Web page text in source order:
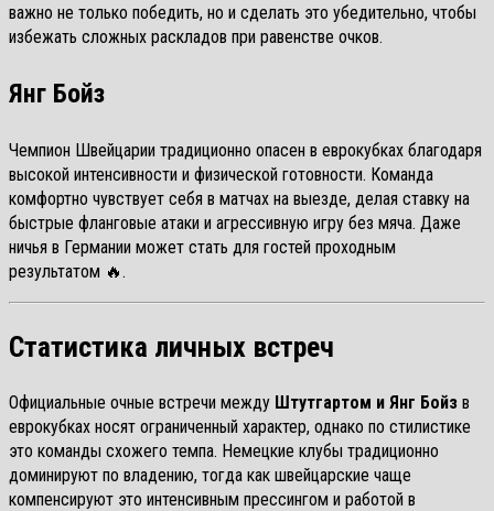
важно не только победить, но и сделать это убедительно, чтобы
избежать сложных раскладов при равенстве очков.
Янг Бойз
Чемпион Швейцарии традиционно опасен в еврокубках благодаря
высокой интенсивности и физической готовности. Команда
комфортно чувствует себя в матчах на выезде, делая ставку на
быстрые фланговые атаки и агрессивную игру без мяча. Даже
ничья в Германии может стать для гостей проходным
результатом 🔥.
Статистика личных встреч
Официальные очные встречи между Штутгартом и Янг Бойз в
еврокубках носят ограниченный характер, однако по стилистике
это команды схожего темпа. Немецкие клубы традиционно
доминируют по владению, тогда как швейцарские чаще
компенсируют это интенсивным прессингом и работой в